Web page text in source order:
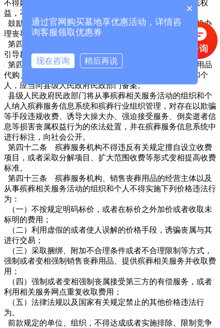
不得妨碍公共秩序、危害公共安全，不得侵害他人的合法权
益，不得违背公序良俗。
鼓励农村红白理事会等组织发挥作用，协助群众文明节俭办
理丧事活动，引导移风易俗。
第四十条 县级以上地方人民政府民政部门应当加强宣传，
引导群众在殡仪馆及其服务网点办理告别等丧事活动。
第四十一条 除殡葬服务机构外，从事殡葬服务代理、用品
代购、策划主持、信息咨询等殡葬相关服务活动的组织和个
人，应当向县级人民政府民政部门备案。
县级人民政府民政部门将从事殡葬相关服务活动的组织和个
人纳入殡葬服务信息系统和殡葬行业组织管理，对存在以欺骗
等手段违规收费、诱导大操大办、强迫接受服务、倒卖逝者信
息等损害丧属权益行为的依法处置，并在殡葬服务信息系统中
进行标注，向社会公开。
第四十二条 殡葬服务机构不得违反有关规定擅自设立收费
项目，或者采取分解项目、扩大范围收费等形式变相提高收费
标准。
第四十三条 殡葬服务机构、销售丧葬用品的经营主体以及
从事殡葬相关服务活动的组织和个人不得实施下列价格违法行
为：
（一）不按规定明码标价，或者在标价之外加价或者收取未
标明的费用；
（二）利用虚假的或者使人误解的价格手段，诱骗丧属与其
进行交易；
（三）采取捆绑、附加不合理条件或者不合理限制等方式，
强制或者变相强制销售丧葬用品、提供殡葬相关服务并收取费
用；
（四）强制或者变相强制丧属接受第三方的有偿服务，或者
利用相关服务网点重复收取费用；
（五）法律法规以及国家有关规定禁止的其他价格违法行
为。
前款规定的单位、组织，不得达成或者实施排除、限制竞争
×
通过官网购买墓地享优惠活动，详情咨
询客服领取优惠券
现在咨询 稍后再说